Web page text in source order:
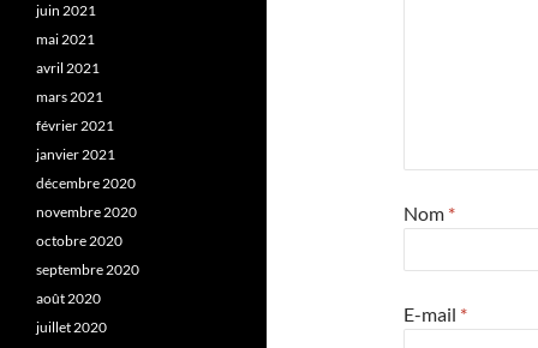
Nom *
E-mail *
juin 2021
mai 2021
avril 2021
mars 2021
février 2021
janvier 2021
décembre 2020
novembre 2020
octobre 2020
septembre 2020
août 2020
juillet 2020